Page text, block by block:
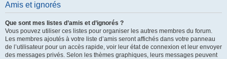
Amis et ignorés
Que sont mes listes d’amis et d’ignorés ?
Vous pouvez utiliser ces listes pour organiser les autres membres du forum.
Les membres ajoutés à votre liste d’amis seront affichés dans votre panneau
de l’utilisateur pour un accès rapide, voir leur état de connexion et leur envoyer
des messages privés. Selon les thèmes graphiques, leurs messages peuvent